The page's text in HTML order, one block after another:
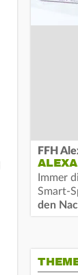
FFH
Immer
Smart-
den